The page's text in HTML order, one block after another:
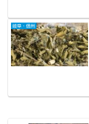
岐阜・信州